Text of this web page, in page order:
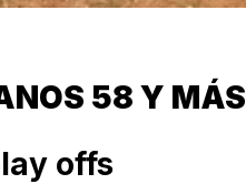
58 Y MÁS
offs